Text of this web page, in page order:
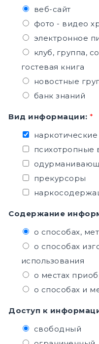
веб-сайт
фото - видео
электронное
клуб, группа,
гостевая книга
новостные
банк знаний
Вид информации: *
психотропные
прекурсоры
Содержание
о способах,
о способах
использования
о местах
о способах и
Доступ к
свободный